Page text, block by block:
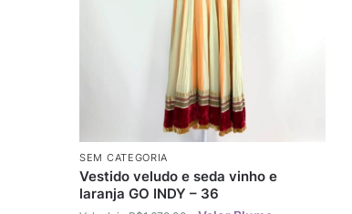
SEM CATEGORIA
Vestido veludo e seda vinho e
laranja GO INDY – 36